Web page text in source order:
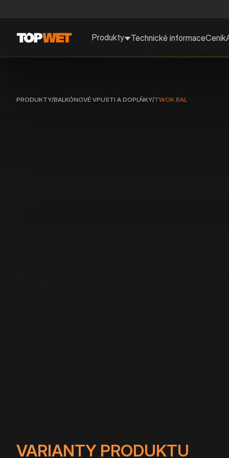
Produkty Technické informaceCeník
PRODUKTY/BALKÓNOVÉ VPUSTI A DOPLŇKY/TWOK BAL
VARIANTY PRODUKTU